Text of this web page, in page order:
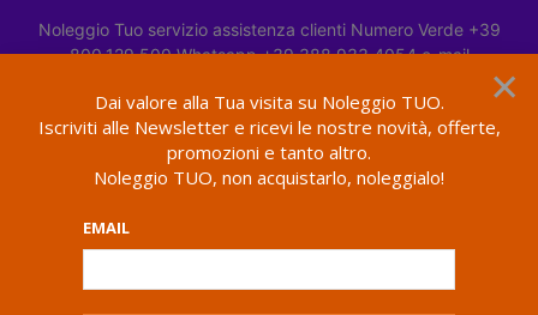
HOME DESIGNER
by Amanda Thompson
BOOK NOW
Lavora Con Noi Convenzione Fornitori Contract Client
Newsletter
Noleggio Tuo servizio assistenza clienti Numero Verde +39
800.129.500 Whatsapp +39 388 933 4054 e-mail
×
Dai valore alla Tua visita su Noleggio TUO.
Iscriviti alle Newsletter e ricevi le nostre novità, offerte,
promozioni e tanto altro.
Noleggio TUO, non acquistarlo, noleggialo!
EMAIL